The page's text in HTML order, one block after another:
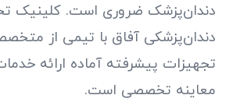
دندان‌پزشک ضروری است. کلینیک
دندان‌پزشکی آفاق با تیمی از
تجهیزات پیشرفته آماده ارائه
معاینه تخصصی است.